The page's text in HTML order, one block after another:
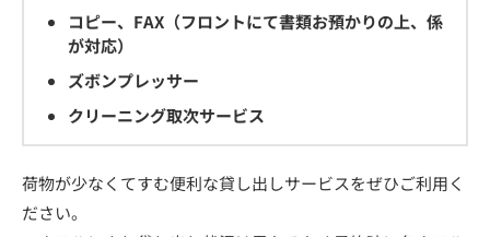
コピー、FAX（フロントにて書類お預かりの上、係
が対応）
ズボンプレッサー
クリーニング取次サービス
荷物が少なくてすむ便利な貸し出しサービスをぜひご利用く
ださい。